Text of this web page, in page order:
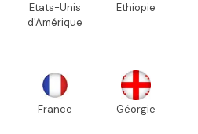
Etats-Unis
d'Amérique
Ethiopie
France Géorgie